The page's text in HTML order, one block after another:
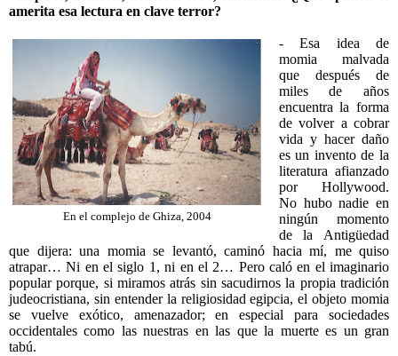
amerita esa lectura en clave terror?
En el complejo de Ghiza, 2004
- Esa idea de
momia malvada
que después de
miles de años
encuentra la forma
de volver a cobrar
vida y hacer daño
es un invento de la
literatura afianzado
por Hollywood.
No hubo nadie en
ningún momento
de la Antigüedad
que dijera: una momia se levantó, caminó hacia mí, me quiso
atrapar… Ni en el siglo 1, ni en el 2… Pero caló en el imaginario
popular porque, si miramos atrás sin sacudirnos la propia tradición
judeocristiana, sin entender la religiosidad egipcia, el objeto momia
se vuelve exótico, amenazador; en especial para sociedades
occidentales como las nuestras en las que la muerte es un gran
tabú.